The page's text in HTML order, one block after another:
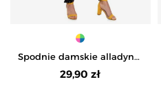
Spodnie damskie alladynki
o luźnym kroju w kolorowe
wzory - WZÓR 1
29,90 zł